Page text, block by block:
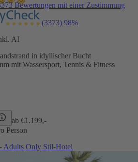
Bewertungen mit einer Zustimmung
(3373) 98%
AI
in idyllischer Bucht
mit Wassersport, Tennis & Fitness
ab €1.199,-
Person
Only Stil-Hotel